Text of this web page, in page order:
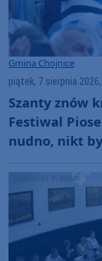
Gmina Chojnice
piątek, 7 sierpnia
Szanty znów
Festiwal
nudno, nikt